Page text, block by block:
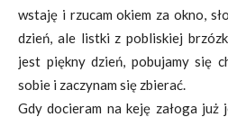
wstaję i rzucam okiem za okno,
dzień, ale listki z pobliskiej
jest piękny dzień, pobujamy się
sobie i zaczynam się zbierać.
Gdy docieram na keję załoga już